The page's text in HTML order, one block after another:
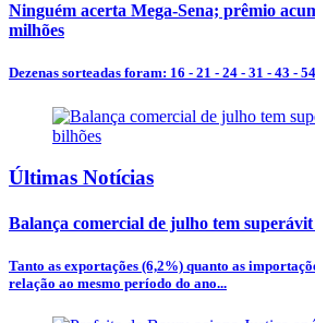
Ninguém acerta Mega-Sena; prêmio
milhões
Dezenas sorteadas foram: 16 - 21 - 24 - 31 - 43 - 54
Últimas Notícias
Balança comercial de julho tem
Tanto as exportações (6,2%) quanto as
relação ao mesmo período do ano...